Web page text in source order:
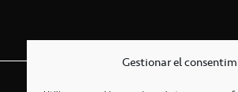
Gestionar el